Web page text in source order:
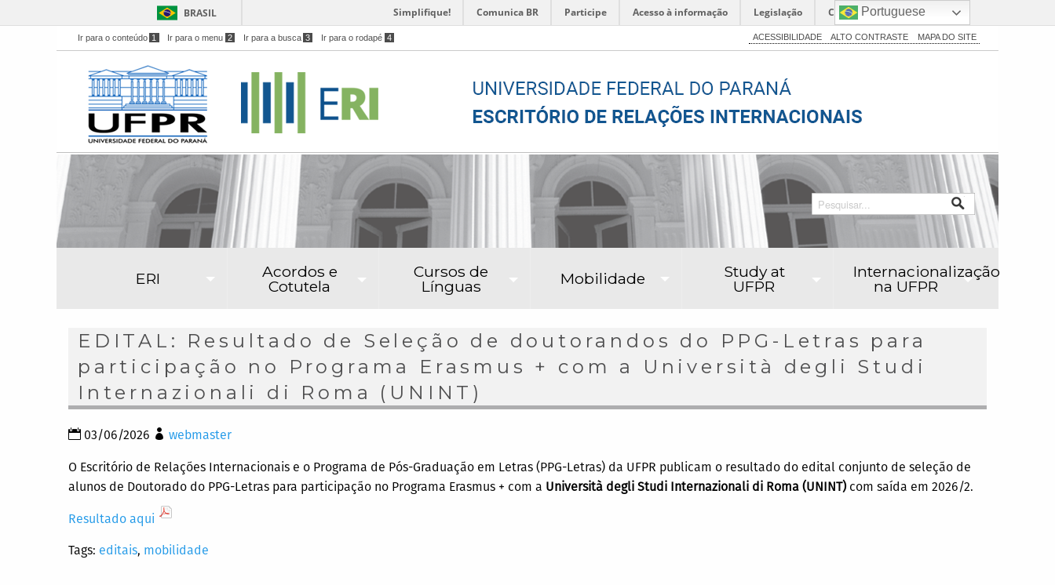
BRASIL Simplifique! Comunica BR Participe Acesso à informação Legislação Canais
Ir para o conteúdo 1 Ir para o menu 2 Ir para a busca 3 Ir para o rodapé 4 ACESSIBILIDADE ALTO CONTRASTE MAPA DO SITE
ERI Acordos e
Cotutela
Cursos de
Línguas Mobilidade Study at
UFPR
Internacionalização
na UFPR
EDITAL: Resultado de Seleção de doutorandos do PPG-Letras para
participação no Programa Erasmus + com a Università degli Studi
Internazionali di Roma (UNINT)
03/06/2026 webmaster
O Escritório de Relações Internacionais e o Programa de Pós-Graduação em Letras (PPG-Letras) da UFPR publicam o resultado do edital conjunto de seleção de
alunos de Doutorado do PPG-Letras para participação no Programa Erasmus + com a Università degli Studi Internazionali di Roma (UNINT) com saída em 2026/2.
Resultado aqui
Tags: editais, mobilidade
Portuguese